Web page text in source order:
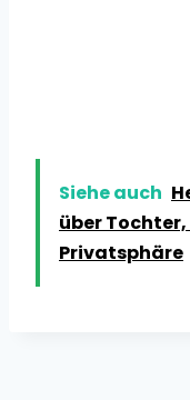
Siehe auch
über
Privatsphäre